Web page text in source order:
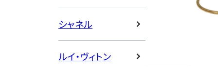
シャネル
ルイ・ヴィトン